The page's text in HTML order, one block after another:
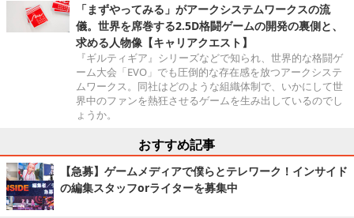
「まずやってみる」がアークシステムワークスの流
儀。世界を席巻する2.5D格闘ゲームの開発の裏側と、
求める人物像【キャリアクエスト】
『ギルティギア』シリーズなどで知られ、世界的な格闘ゲ
ーム大会「EVO」でも圧倒的な存在感を放つアークシステ
ムワークス。同社はどのような組織体制で、いかにして世
界中のファンを熱狂させるゲームを生み出しているのでし
ょうか。
おすすめ記事
【急募】ゲームメディアで僕らとテレワーク！インサイド
の編集スタッフorライターを募集中